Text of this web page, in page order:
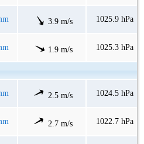
3.9 m/s 1025.9 hPa
1.9 m/s 1025.3 hPa
2.5 m/s 1024.5 hPa
2.7 m/s 1022.7 hPa